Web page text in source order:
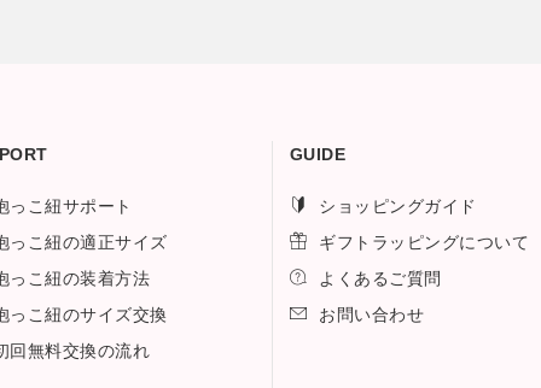
っこ紐サポート
っこ紐の適正サイズ
っこ紐の装着方法
っこ紐のサイズ交換
回無料交換の流れ
GUIDE
ショッピングガイド
ギフトラッピングについて
よくあるご質問
お問い合わせ